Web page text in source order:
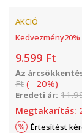
AKCIÓ
Kedvezmény20%
9.599 Ft
Az
Ft (- 20%)
Eredeti ár:
Megtakarítás:
Értesítést